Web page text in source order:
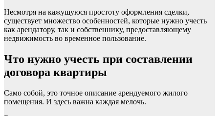
Несмотря на кажущуюся простоту оформления сделки,
существует множество особенностей, которые нужно учесть
как арендатору, так и собственнику, предоставляющему
недвижимость во временное пользование.
Что нужно учесть при составлении
договора квартиры
Само собой, это точное описание арендуемого жилого
помещения. И здесь важна каждая мелочь.